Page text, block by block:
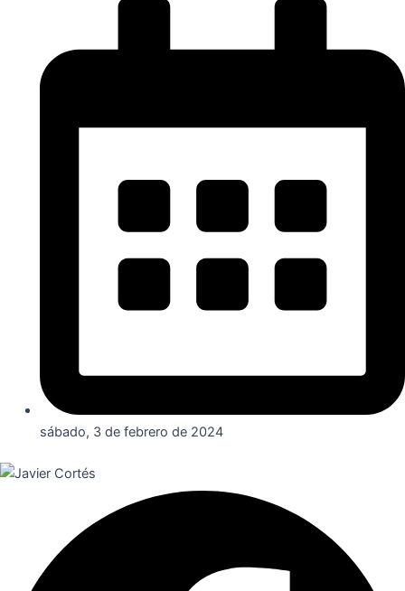
sábado, 3 de febrero de 2024